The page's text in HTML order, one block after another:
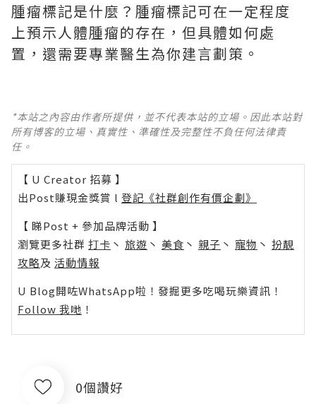
腫瘤標記是什麼？腫瘤標記可在一定程度
上預示人體腫瘤的存在，但具體如何處
置，還需要專業醫生為你建言劃策。
*本站之內容由作者所提供，並不代表本站的立場。因此本站對
所有博客的立場、真實性、準確性及完整性不負任何法律責
任。
【 U Creator 招募 】
出Post賺現金獎賞 l 登記《社群創作有價企劃》
【 睇Post + 參加品牌活動 】
瀏覽更多社群 打卡 丶 旅遊 丶 美食 丶 親子 丶 寵物 丶 扮靚
攻略及 活動情報
U Blog開咗WhatsApp啦！發掘更多吃喝玩樂資訊！
Follow 我哋 ！
0個讚好